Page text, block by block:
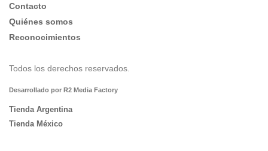
Contacto
Quiénes somos
Reconocimientos
Todos los derechos reservados.
Desarrollado por R2 Media Factory
Tienda Argentina
Tienda México